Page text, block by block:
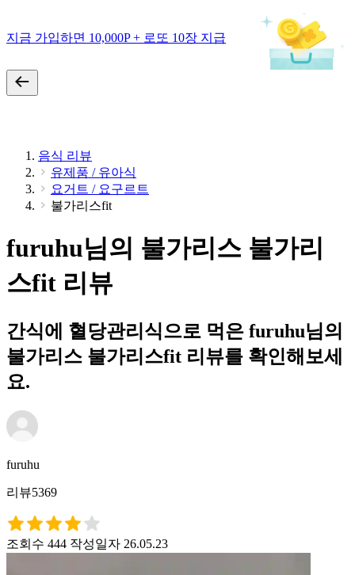
지금 가입하면 10,000P + 로또 10장 지급
음식 리뷰
유제품 / 유아식
요거트 / 요구르트
불가리스fit
furuhu님의 불가리스 불가리
스fit 리뷰
간식에 혈당관리식으로 먹은 furuhu님의
불가리스 불가리스fit 리뷰를 확인해보세
요.
furuhu
리뷰5369
조회수 444 작성일자 26.05.23